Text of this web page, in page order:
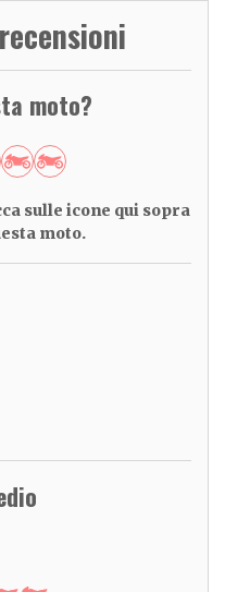
moto?
sulle icone qui sopra
moto.